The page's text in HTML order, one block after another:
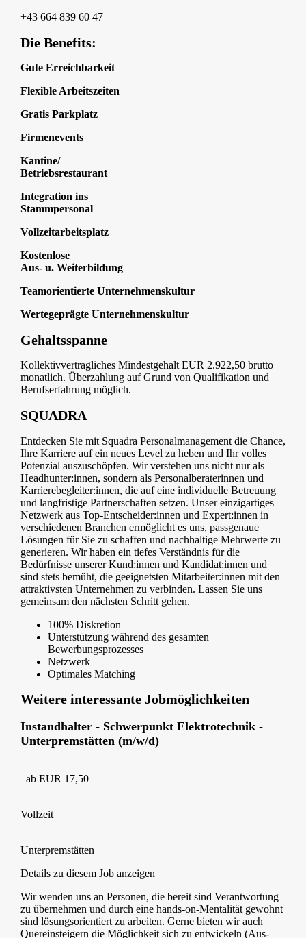
+43 664 839 60 47
Die Benefits:
Gute Erreichbarkeit
Flexible Arbeitszeiten
Gratis Parkplatz
Firmenevents
Kantine/
Betriebsrestaurant
Integration ins
Stammpersonal
Vollzeitarbeitsplatz
Kostenlose
Aus- u. Weiterbildung
Teamorientierte Unternehmenskultur
Wertegeprägte Unternehmenskultur
Gehaltsspanne
Kollektivvertragliches Mindestgehalt EUR 2.922,50 brutto
monatlich. Überzahlung auf Grund von Qualifikation und
Berufserfahrung möglich.
SQUADRA
Entdecken Sie mit Squadra Personalmanagement die Chance,
Ihre Karriere auf ein neues Level zu heben und Ihr volles
Potenzial auszuschöpfen. Wir verstehen uns nicht nur als
Headhunter:innen, sondern als Personalberaterinnen und
Karrierebegleiter:innen, die auf eine individuelle Betreuung
und langfristige Partnerschaften setzen. Unser einzigartiges
Netzwerk aus Top-Entscheider:innen und Expert:innen in
verschiedenen Branchen ermöglicht es uns, passgenaue
Lösungen für Sie zu schaffen und nachhaltige Mehrwerte zu
generieren. Wir haben ein tiefes Verständnis für die
Bedürfnisse unserer Kund:innen und Kandidat:innen und
sind stets bemüht, die geeignetsten Mitarbeiter:innen mit den
attraktivsten Unternehmen zu verbinden. Lassen Sie uns
gemeinsam den nächsten Schritt gehen.
100% Diskretion
Unterstützung während des gesamten
Bewerbungsprozesses
Netzwerk
Optimales Matching
Weitere interessante Jobmöglichkeiten
Instandhalter - Schwerpunkt Elektrotechnik -
Unterpremstätten (m/w/d)
ab EUR 17,50
Vollzeit
Unterpremstätten
Details zu diesem Job anzeigen
Wir wenden uns an Personen, die bereit sind Verantwortung
zu übernehmen und durch eine hands-on-Mentalität gewohnt
sind lösungsorientiert zu arbeiten. Gerne bieten wir auch
Quereinsteigern die Möglichkeit sich zu entwickeln (Aus-